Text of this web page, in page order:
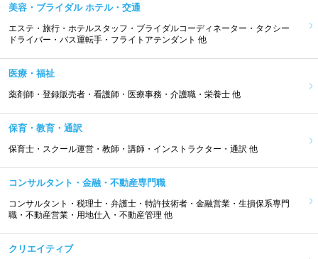
美容・ブライダル ホテル・交通
エステ・旅行・ホテルスタッフ・ブライダルコーディネーター・タクシー
ドライバー・バス運転手・フライトアテンダント 他
医療・福祉
薬剤師・登録販売者・看護師・医療事務・介護職・栄養士 他
保育・教育・通訳
保育士・スクール運営・教師・講師・インストラクター・通訳 他
コンサルタント・金融・不動産専門職
コンサルタント・税理士・弁護士・特許技術者・金融営業・生損保系専門
職・不動産営業・用地仕入・不動産管理 他
クリエイティブ